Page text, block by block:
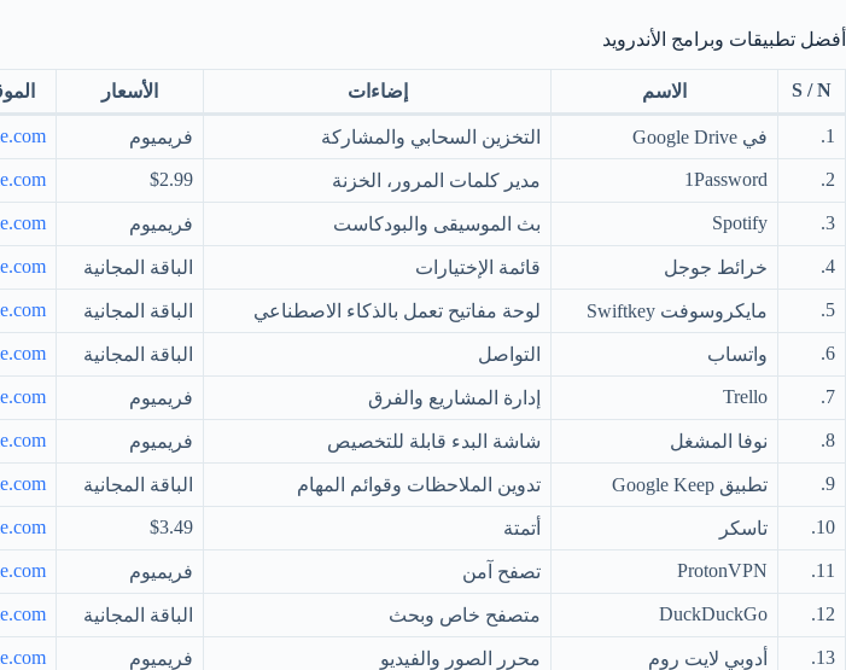
أفضل تطبيقات وبرامج الأندرويد
S / N الاسم إضاءات الأسعار
1. في Google Drive التخزين السحابي والمشاركة فريميوم
2.
1Password مدير كلمات المرور، الخزنة $2.99
3.
Spotify بث الموسيقى والبودكاست فريميوم
4. خرائط جوجل قائمة الإختيارات الباقة المجانية
5. مايكروسوفت Swiftkey لوحة مفاتيح تعمل بالذكاء الاصطناعي الباقة المجانية
6. واتساب التواصل الباقة المجانية
7.
Trello إدارة المشاريع والفرق فريميوم
8. نوفا المشغل شاشة البدء قابلة للتخصيص فريميوم
9. تطبيق Google Keep تدوين الملاحظات وقوائم المهام الباقة المجانية
10. تاسكر أتمتة $3.49
11.
ProtonVPN تصفح آمن فريميوم
12.
DuckDuckGo متصفح خاص وبحث الباقة المجانية
13. أدوبي لايت روم محرر الصور والفيديو فريميوم